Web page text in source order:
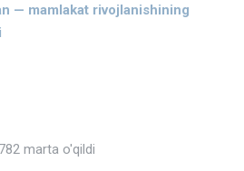
— mamlakat rivojlanishining
782 marta o'qildi